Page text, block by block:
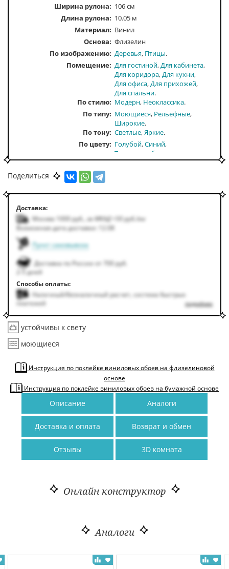
Ширина рулона: 106 см
Длина рулона: 10.05 м
Материал: Винил
Основа: Флизелин
По изображению Деревья Птицы
Помещение Для гостиной Для кабинета
Для коридора Для кухни
Для офиса Для прихожей
Для спальни
По стилю
Модерн Неоклассика
По типу
Моющиеся Рельефные
Широкие
По тону Светлые Яркие
По цвету
Голубой Синий
Темно-голубые
Поделиться
Доставка:
Москва 1000руб. за МКАД +50руб. /км
Возможная дата доставки: 12.08
Пункт самовывоза
Доставка по России от 700 руб.
2-5 дней
Способы оплаты:
Наличный/безналичный расчет, система быстрых
платежей
подробнее
устойчивы к свету
моющиеся
Инструкция по поклейке виниловых обоев на флизелиновой
основе
Инструкция по поклейке виниловых обоев на бумажной основе
Описание Аналоги
Доставка и оплата Возврат и обмен
Отзывы 3D комната
Онлайн конструктор
Аналоги